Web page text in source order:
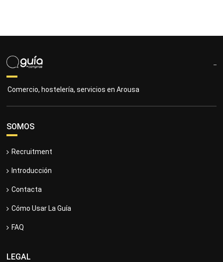
Comercio, hostelería, servicios en Arousa
SOMOS
Recruitment
Introducción
Contacta
Cómo Usar La Guía
FAQ
LEGAL